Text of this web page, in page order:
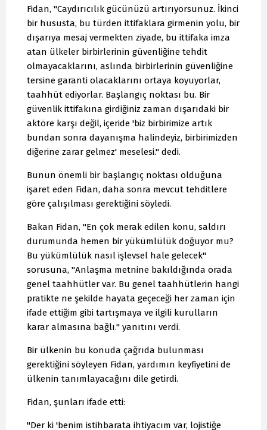
Fidan, "Caydırıcılık gücünüzü artırıyorsunuz. İkinci
bir hususta, bu türden ittifaklara girmenin yolu, bir
dışarıya mesaj vermekten ziyade, bu ittifaka imza
atan ülkeler birbirlerinin güvenliğine tehdit
olmayacaklarını, aslında birbirlerinin güvenliğine
tersine garanti olacaklarını ortaya koyuyorlar,
taahhüt ediyorlar. Başlangıç noktası bu. Bir
güvenlik ittifakına girdiğiniz zaman dışarıdaki bir
aktöre karşı değil, içeride 'biz birbirimize artık
bundan sonra dayanışma halindeyiz, birbirimizden
diğerine zarar gelmez' meselesi." dedi.
Bunun önemli bir başlangıç noktası olduğuna
işaret eden Fidan, daha sonra mevcut tehditlere
göre çalışılması gerektiğini söyledi.
Bakan Fidan, "En çok merak edilen konu, saldırı
durumunda hemen bir yükümlülük doğuyor mu?
Bu yükümlülük nasıl işlevsel hale gelecek"
sorusuna, "Anlaşma metnine bakıldığında orada
genel taahhütler var. Bu genel taahhütlerin hangi
pratikte ne şekilde hayata geçeceği her zaman için
ifade ettiğim gibi tartışmaya ve ilgili kurulların
karar almasına bağlı." yanıtını verdi.
Bir ülkenin bu konuda çağrıda bulunması
gerektiğini söyleyen Fidan, yardımın keyfiyetini de
ülkenin tanımlayacağını dile getirdi.
Fidan, şunları ifade etti:
"Der ki 'benim istihbarata ihtiyacım var, lojistiğe